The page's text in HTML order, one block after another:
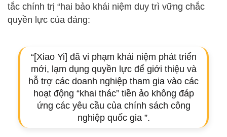
tắc chính trị “hai bảo khái niệm duy trì vững chắc
quyền lực của đảng:
“[Xiao Yi] đã vi phạm khái niệm phát triển
mới, lạm dụng quyền lực để giới thiệu và
hỗ trợ các doanh nghiệp tham gia vào các
hoạt động “khai thác” tiền ảo không đáp
ứng các yêu cầu của chính sách công
nghiệp quốc gia ”.